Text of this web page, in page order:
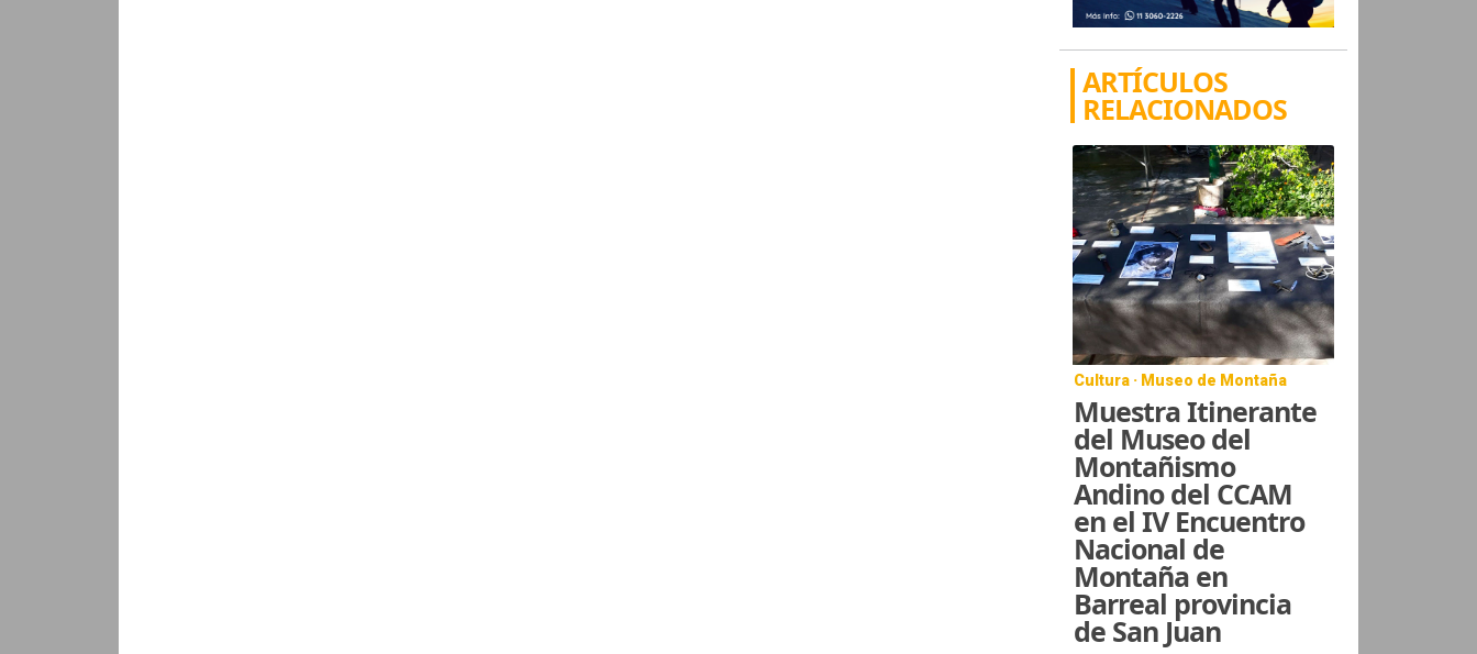
ARTÍCULOS
RELACIONADOS
Cultura · Museo de Montaña
Muestra Itinerante
del Museo del
Montañismo
Andino del CCAM
en el IV Encuentro
Nacional de
Montaña en
Barreal provincia
de San Juan